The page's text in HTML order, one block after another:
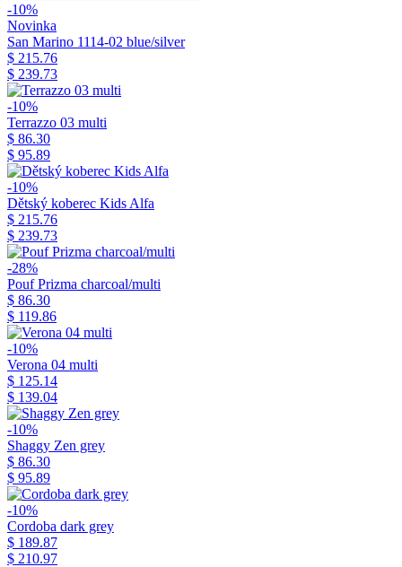
-10%
Novinka
San Marino 1114-02 blue/silver
$ 215.76
$ 239.73
-10%
Terrazzo 03 multi
$ 86.30
$ 95.89
-10%
Dětský koberec Kids Alfa
$ 215.76
$ 239.73
-28%
Pouf Prizma charcoal/multi
$ 86.30
$ 119.86
-10%
Verona 04 multi
$ 125.14
$ 139.04
-10%
Shaggy Zen grey
$ 86.30
$ 95.89
-10%
Cordoba dark grey
$ 189.87
$ 210.97